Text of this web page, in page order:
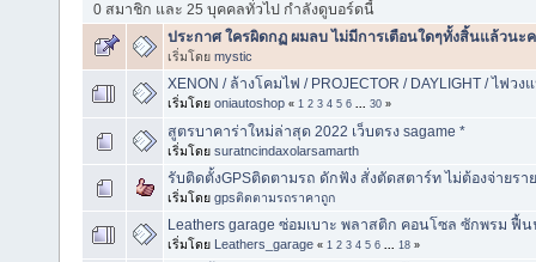
0 สมาชิก และ 25 บุคคลทั่วไป กำลังดูบอร์ดนี้
ประกาศ ใครผิดกฏ ผมลบ ไม่มีการเตือนใดๆทั้งสิ้นแล้วนะ
เริ่มโดย mystic
XENON / ล้างโคมไฟ / PROJECTOR / DAYLIGHT / ไฟ
เริ่มโดย oniautoshop « 1 2 3 4 5 6 30 »
สูตรบาคาร่าใหม่ล่าสุด 2022 เว็บตรง sagame *
เริ่มโดย suratncindaxolarsamarth
รับติดตั้งGPSติดตามรถ ดักฟัง สั่งตัดสตาร์ท ไม่ต้องจ่ายร
เริ่มโดย gpsติดตามรถราคาถูก
Leathers garage ซ่อมเบาะ พลาสติก คอนโซล ซักพรม ฟื้
เริ่มโดย Leathers_garage « 1 2 3 4 5 6 18 »